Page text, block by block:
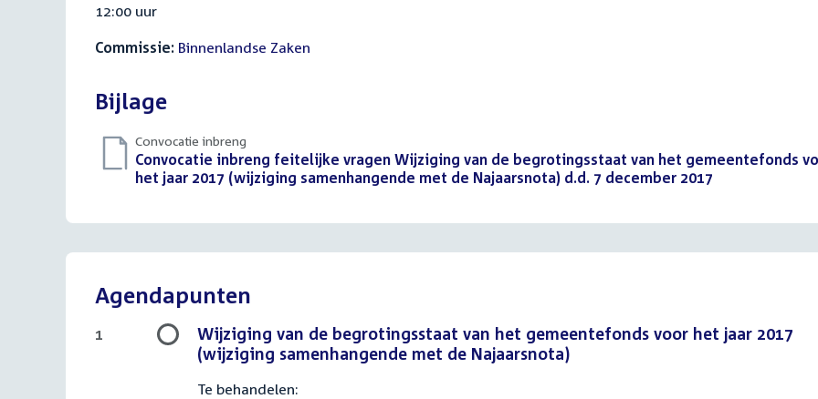
12:00 uur
Commissie: Binnenlandse Zaken
Bijlage
Convocatie inbreng
Download
bestand:
Convocatie inbreng feitelijke vragen Wijziging van de begrotingsstaat van het gemeentefonds
het jaar 2017 (wijziging samenhangende met de Najaarsnota) d.d. 7 december 2017
Agendapunten
Wijziging van de begrotingsstaat van het gemeentefonds voor het jaar 2017
(wijziging samenhangende met de Najaarsnota)
Te behandelen:
1